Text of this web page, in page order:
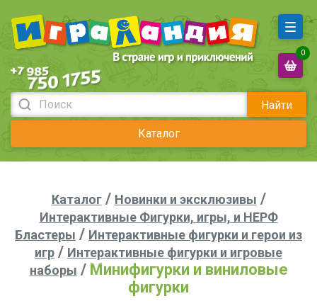
Найти
Каталог
0
Каталог/ Новинки и эксклюзивы /
Интерактивные Фигурки, игры, и НЕРФ
Бластеры / Интерактивные фигурки и герои из
игр / Интерактивные фигурки и игровые
наборы / Минифигурки и виниловые
фигурки